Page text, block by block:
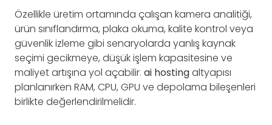
Özellikle üretim ortamında çalışan kamera analitiği,
ürün sınıflandırma, plaka okuma, kalite kontrol veya
güvenlik izleme gibi senaryolarda yanlış kaynak
seçimi gecikmeye, düşük işlem kapasitesine ve
maliyet artışına yol açabilir. ai hostingaltyapısı
planlanırken RAM, CPU, GPU ve depolama bileşenleri
birlikte değerlendirilmelidir.